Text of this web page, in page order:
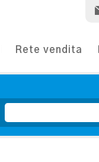
Rete vendita